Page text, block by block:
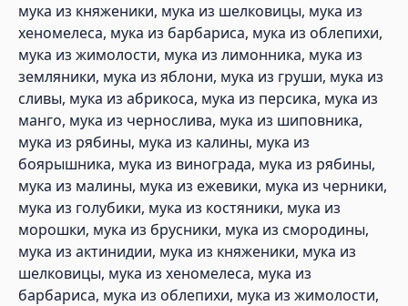
мука из княженики, мука из шелковицы, мука из
хеномелеса, мука из барбариса, мука из облепихи,
мука из жимолости, мука из лимонника, мука из
земляники, мука из яблони, мука из груши, мука из
сливы, мука из абрикоса, мука из персика, мука из
манго, мука из чернослива, мука из шиповника,
мука из рябины, мука из калины, мука из
боярышника, мука из винограда, мука из рябины,
мука из малины, мука из ежевики, мука из черники,
мука из голубики, мука из костяники, мука из
морошки, мука из брусники, мука из смородины,
мука из актинидии, мука из княженики, мука из
шелковицы, мука из хеномелеса, мука из
барбариса, мука из облепихи, мука из жимолости,